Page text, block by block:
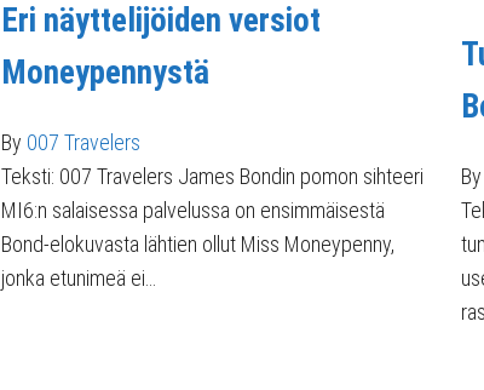
Eri näyttelijöiden versiot
Moneypennystä
By 007 Travelers
Teksti: 007 Travelers James Bondin pomon sihteeri
MI6:n salaisessa palvelussa on ensimmäisestä
Bond-elokuvasta lähtien ollut Miss Moneypenny,
jonka etunimeä ei…
By